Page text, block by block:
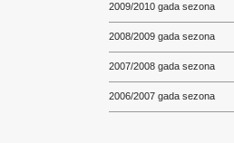
2009/2010 gada sezona
2008/2009 gada sezona
2007/2008 gada sezona
2006/2007 gada sezona